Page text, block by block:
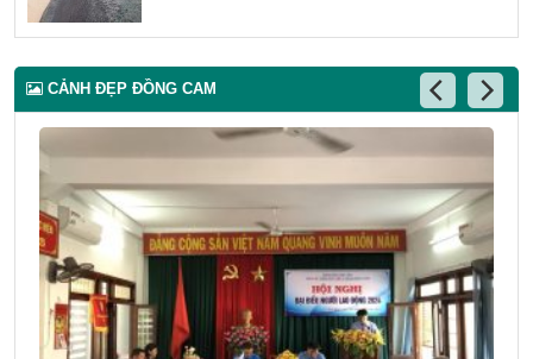
CẢNH ĐẸP ĐỒNG CAM